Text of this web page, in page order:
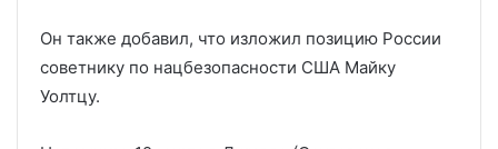
Он также добавил, что изложил позицию России
советнику по нацбезопасности США Майку
Уолтцу.